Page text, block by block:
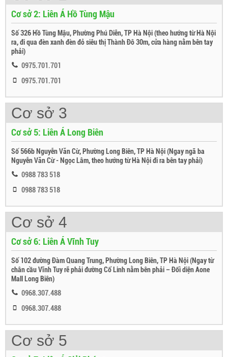
Cơ sở 2: Liên Á Hồ Tùng Mậu
Số 326 Hồ Tùng Mậu, Phường Phú Diễn, TP Hà Nội (theo hướng từ Hà Nội
ra, đi qua đèn xanh đèn đỏ siêu thị Thành Đô 30m, cửa hàng nằm bên tay
phải)
0975.701.701
0975.701.701
Cơ sở 3
Cơ sở 5: Liên Á Long Biên
Số 566b Nguyễn Văn Cừ, Phường Long Biên, TP Hà Nội (Ngay ngã ba
Nguyễn Văn Cừ - Ngọc Lâm, theo hướng từ Hà Nội đi ra bên tay phải)
0988 783 518
0988 783 518
Cơ sở 4
Cơ sở 6: Liên Á Vĩnh Tuy
Số 102 đường Đàm Quang Trung, Phường Long Biên, TP Hà Nội (Ngay từ
chân cầu Vĩnh Tuy rẽ phải đường Cổ Linh nằm bên phải – Đối diện Aone
Mall Long Biên)
0968.307.488
0968.307.488
Cơ sở 5